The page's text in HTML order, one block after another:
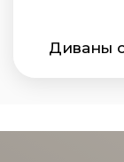
Диваны